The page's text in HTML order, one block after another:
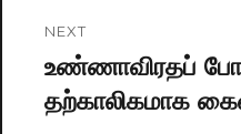
NEXT
Next
post:
உண்ணாவிரதப்
தற்காலிகமாக